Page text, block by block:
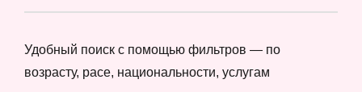
Удобный поиск с помощью фильтров — по
возрасту, расе, национальности, услугам